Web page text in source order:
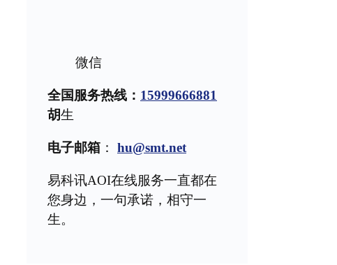
微信
全国服务热线： 15999666881
胡生
电子邮箱 ： hu@smt.net
易科讯AOI在线服务一直都在
您身边，一句承诺，相守一
生。